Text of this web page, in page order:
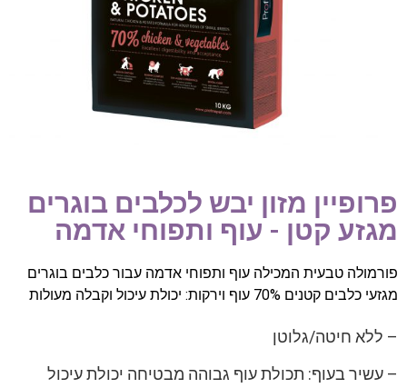
פרופיין מזון יבש לכלבים בוגרים
מגזע קטן - עוף ותפוחי אדמה
פורמולה טבעית המכילה עוף ותפוחי אדמה עבור כלבים בוגרים
מגזעי כלבים קטנים 70% עוף וירקות: יכולת עיכול וקבלה מעולות
– ללא חיטה/גלוטן
– עשיר בעוף: תכולת עוף גבוהה מבטיחה יכולת עיכול